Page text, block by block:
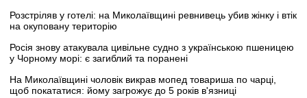
Розстріляв у готелі: на Миколаївщині ревнивець убив жінку і втік
на окуповану територію
Росія знову атакувала цивільне судно з українською пшеницею
у Чорному морі: є загиблий та поранені
На Миколаївщині чоловік викрав мопед товариша по чарці,
щоб покататися: йому загрожує до 5 років в'язниці